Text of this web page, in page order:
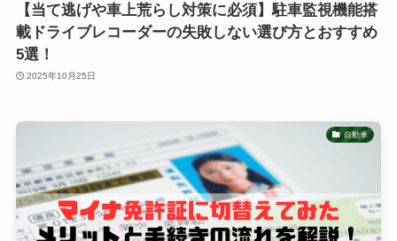
【当て逃げや車上荒らし対策に必須】駐車監視機能搭
載ドライブレコーダーの失敗しない選び方とおすすめ
5選！
2025年10月25日
自動車